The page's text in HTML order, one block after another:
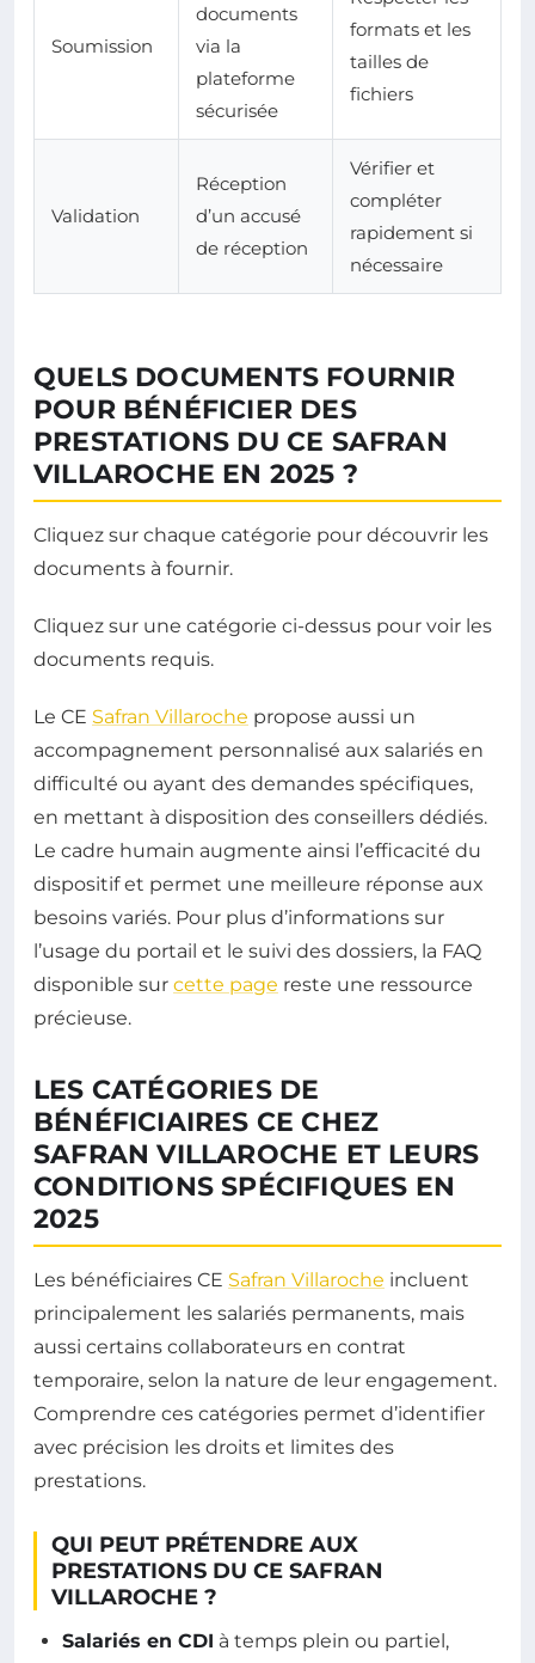
Soumission
documents
via la
plateforme
sécurisée
formats et les
tailles de
fichiers
Validation
Réception
d’un accusé
de réception
Vérifier et
compléter
rapidement si
nécessaire
QUELS DOCUMENTS FOURNIR
POUR BÉNÉFICIER DES
PRESTATIONS DU CE SAFRAN
VILLAROCHE EN 2025 ?
Cliquez sur chaque catégorie pour découvrir les
documents à fournir.
Cliquez sur une catégorie ci-dessus pour voir les
documents requis.
Le CE Safran Villaroche propose aussi un
accompagnement personnalisé aux salariés en
difficulté ou ayant des demandes spécifiques,
en mettant à disposition des conseillers dédiés.
Le cadre humain augmente ainsi l’efficacité du
dispositif et permet une meilleure réponse aux
besoins variés. Pour plus d’informations sur
l’usage du portail et le suivi des dossiers, la FAQ
disponible sur cette page reste une ressource
précieuse.
LES CATÉGORIES DE
BÉNÉFICIAIRES CE CHEZ
SAFRAN VILLAROCHE ET LEURS
CONDITIONS SPÉCIFIQUES EN
2025
Les bénéficiaires CE Safran Villaroche incluent
principalement les salariés permanents, mais
aussi certains collaborateurs en contrat
temporaire, selon la nature de leur engagement.
Comprendre ces catégories permet d’identifier
avec précision les droits et limites des
prestations.
QUI PEUT PRÉTENDRE AUX
PRESTATIONS DU CE SAFRAN
VILLAROCHE ?
Salariés en CDI à temps plein ou partiel,